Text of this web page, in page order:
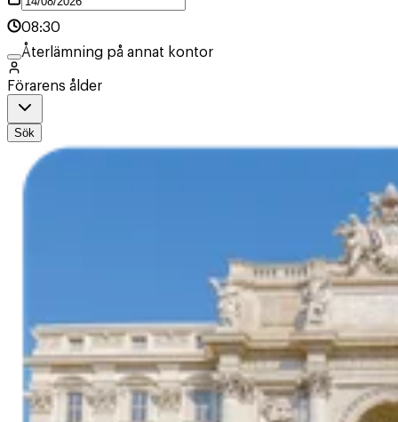
08:30
Återlämning på annat kontor
Förarens ålder
Sök